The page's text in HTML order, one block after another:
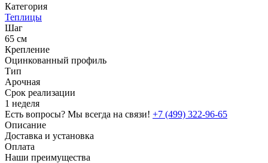
Категория
Теплицы
Шаг
65 см
Крепление
Оцинкованный профиль
Тип
Арочная
Срок реализации
1 неделя
Есть вопросы? Мы всегда на связи! +7 (499) 322-96-65
Описание
Доставка и установка
Оплата
Наши преимущества